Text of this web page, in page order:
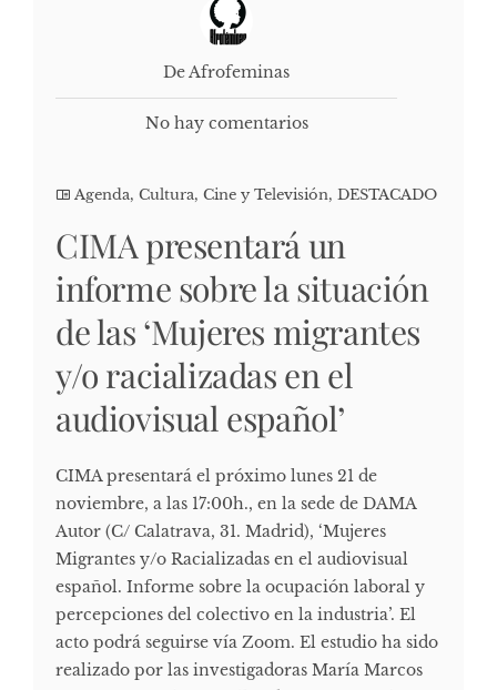
De Afrofeminas
No hay comentarios
Agenda, Cultura, Cine y Televisión, DESTACADO
CIMA presentará un
informe sobre la situación
de las ‘Mujeres migrantes
y/o racializadas en el
audiovisual español’
CIMA presentará el próximo lunes 21 de
noviembre, a las 17:00h., en la sede de DAMA
Autor (C/ Calatrava, 31. Madrid), ‘Mujeres
Migrantes y/o Racializadas en el audiovisual
español. Informe sobre la ocupación laboral y
percepciones del colectivo en la industria’. El
acto podrá seguirse vía Zoom. El estudio ha sido
realizado por las investigadoras María Marcos